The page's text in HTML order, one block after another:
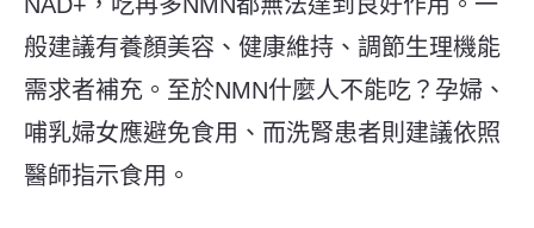
般建議有養顏美容、健康維持、調節生理機能
需求者補充。至於NMN什麼人不能吃？孕婦、
哺乳婦女應避免食用、而洗腎患者則建議依照
醫師指示食用。